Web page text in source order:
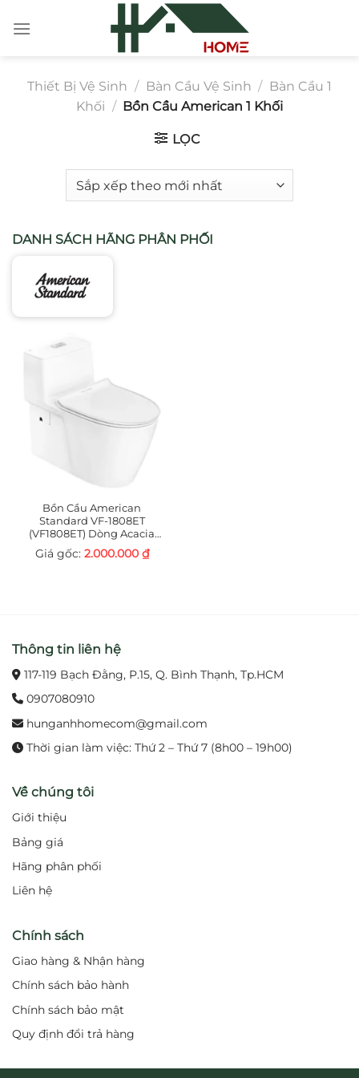
đến
Thiết Bị Vệ Sinh / Bàn Cầu Vệ Sinh / Bàn Cầu 1
Khối / Bồn Cầu American 1 Khối
LỌC
DANH SÁCH HÃNG PHÂN PHỐI
Bồn Cầu American
Standard VF-1808ET
(VF1808ET) Dòng Acacia
Supasleek
2.000.000 ₫
Thông tin liên hệ
117-119 Bạch Đằng, P.15, Q. Bình Thạnh, Tp.HCM
0907080910
hunganhhomecom@gmail.com
Thời gian làm việc: Thứ 2 – Thứ 7 (8h00 – 19h00)
Về chúng tôi
Giới thiệu
Bảng giá
Hãng phân phối
Liên hệ
Chính sách
Giao hàng & Nhận hàng
Chính sách bảo hành
Chính sách bảo mật
Quy định đổi trả hàng